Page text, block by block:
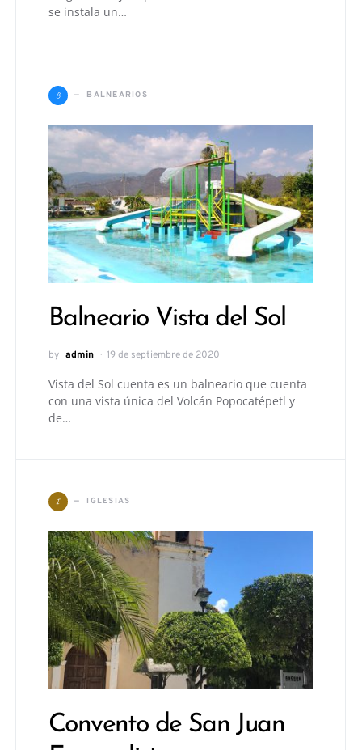
se instala un…
B BALNEARIOS
Balneario Vista del Sol
by admin 19 de septiembre de 2020
Vista del Sol cuenta es un balneario que cuenta
con una vista única del Volcán Popocatépetl y
de…
I IGLESIAS
Convento de San Juan